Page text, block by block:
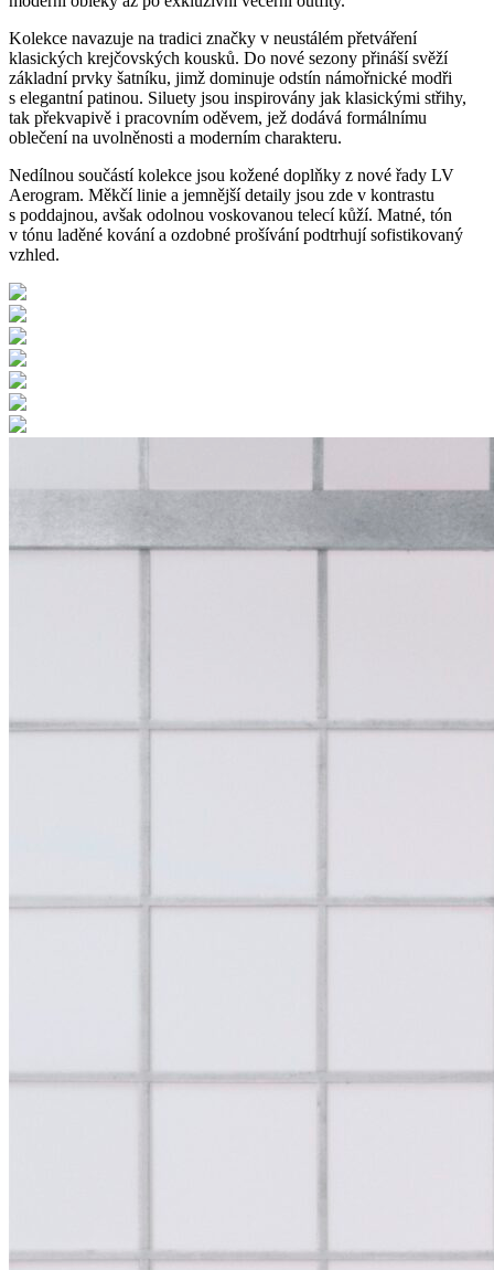
Kolekce navazuje na tradici značky v neustálém přetváření
klasických krejčovských kousků. Do nové sezony přináší svěží
základní prvky šatníku, jimž dominuje odstín námořnické modři
s elegantní patinou. Siluety jsou inspirovány jak klasickými střihy,
tak překvapivě i pracovním oděvem, jež dodává formálnímu
oblečení na uvolněnosti a moderním charakteru.
Nedílnou součástí kolekce jsou kožené doplňky z nové řady LV
Aerogram. Měkčí linie a jemnější detaily jsou zde v kontrastu
s poddajnou, avšak odolnou voskovanou telecí kůží. Matné, tón
v tónu laděné kování a ozdobné prošívání podtrhují sofistikovaný
vzhled.